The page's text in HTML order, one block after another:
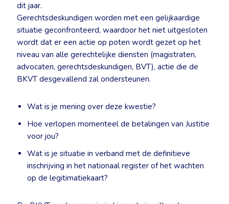
dit jaar.
Gerechtsdeskundigen worden met een gelijkaardige
situatie geconfronteerd, waardoor het niet uitgesloten
wordt dat er een actie op poten wordt gezet op het
niveau van alle gerechtelijke diensten (magistraten,
advocaten, gerechtsdeskundigen, BVT), actie die de
BKVT desgevallend zal ondersteunen.
Wat is je mening over deze kwestie?
Hoe verlopen momenteel de betalingen van Justitie
voor jou?
Wat is je situatie in verband met de definitieve
inschrijving in het nationaal register of het wachten
op de legitimatiekaart?